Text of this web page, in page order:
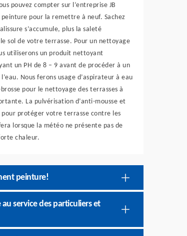
pouvez compter sur l’entreprise JB
pour la remettre à neuf. Sachez
s’accumule, plus la saleté
sol de votre terrasse. Pour un nettoyage
utiliserons un produit nettoyant
un PH de 8 – 9 avant de procéder à un
Nous ferons usage d’aspirateur à eau
pour le nettoyage des terrasses à
La pulvérisation d’anti-mousse et
pour protéger votre terrasse contre les
lorsque la météo ne présente pas de
chaleur.
peinture!
service des particuliers et